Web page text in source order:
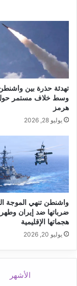
تهدئة حذرة بين
وسط خلاف مستمر
هرمز
يوليو 28, 2026
واشنطن تنهي الموجة
ضرباتها ضد إيران
هجماتها الإقليمية
يوليو 20, 2026
الأشهر